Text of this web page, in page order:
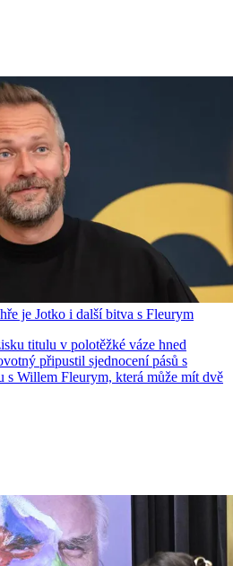
je Jotko i další bitva s Fleurym
titulu v polotěžké váze hned
připustil sjednocení pásů s
s Willem Fleurym, která může mít dvě